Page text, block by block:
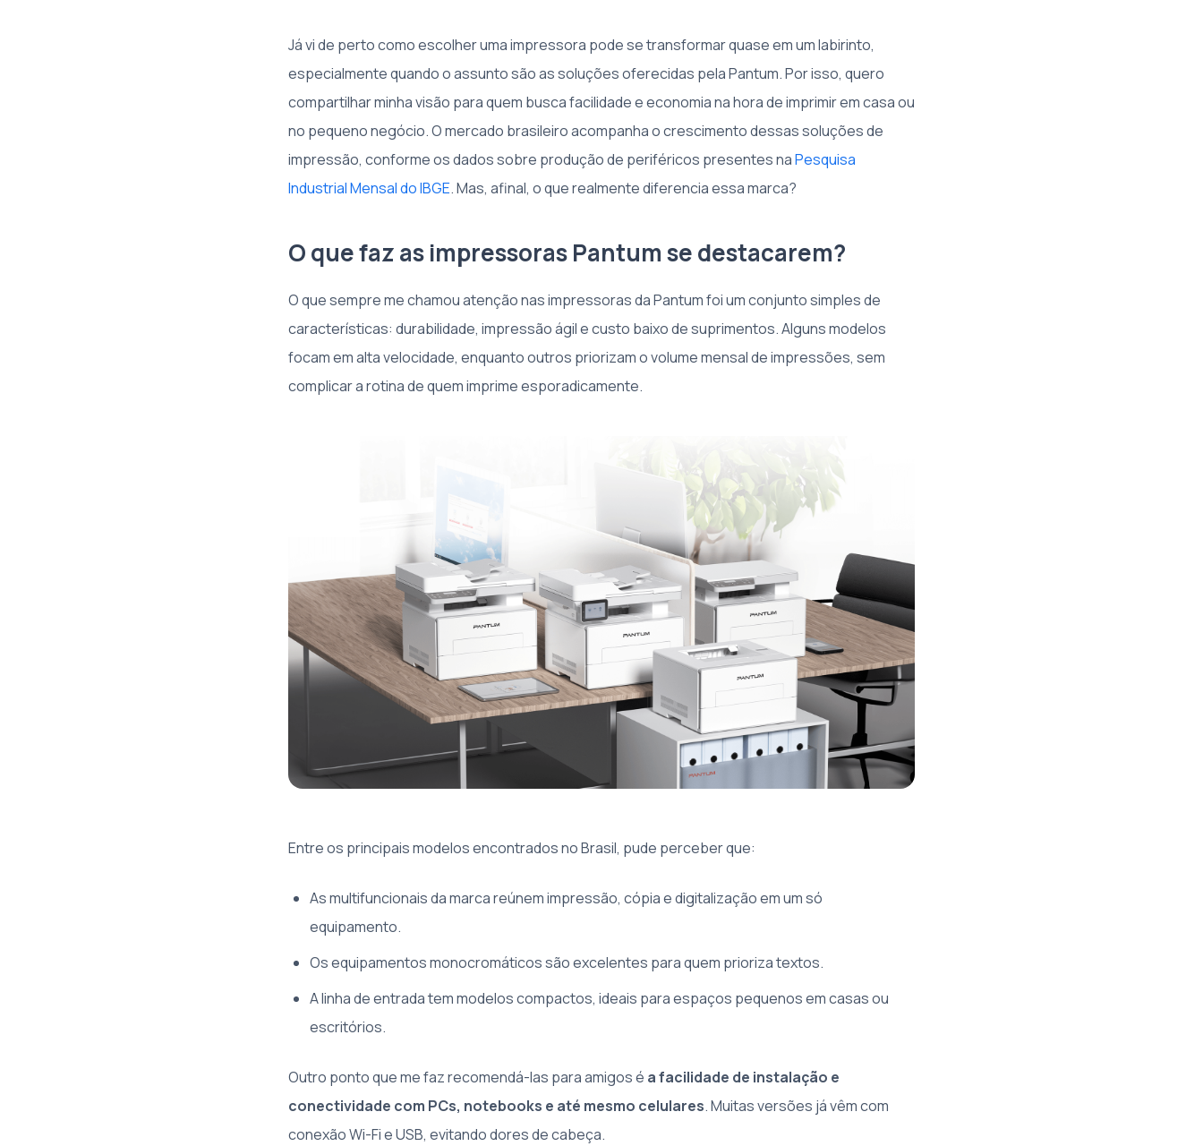
Já vi de perto como escolher uma impressora pode se transformar quase em um labirinto,
especialmente quando o assunto são as soluções oferecidas pela Pantum. Por isso, quero
compartilhar minha visão para quem busca facilidade e economia na hora de imprimir em casa ou
no pequeno negócio. O mercado brasileiro acompanha o crescimento dessas soluções de
impressão, conforme os dados sobre produção de periféricos presentes naPesquisa
Industrial Mensal do IBGE. Mas, afinal, o que realmente diferencia essa marca?
O que faz as impressoras Pantum se destacarem?
O que sempre me chamou atenção nas impressoras da Pantum foi um conjunto simples de
características: durabilidade, impressão ágil e custo baixo de suprimentos. Alguns modelos
focam em alta velocidade, enquanto outros priorizam o volume mensal de impressões, sem
complicar a rotina de quem imprime esporadicamente.
Entre os principais modelos encontrados no Brasil, pude perceber que:
As multifuncionais da marca reúnem impressão, cópia e digitalização em um só
equipamento.
Os equipamentos monocromáticos são excelentes para quem prioriza textos.
A linha de entrada tem modelos compactos, ideais para espaços pequenos em casas ou
escritórios.
Outro ponto que me faz recomendá-las para amigos é a facilidade de instalação e
conectividade com PCs, notebooks e até mesmo celulares. Muitas versões já vêm com
conexão Wi-Fi e USB, evitando dores de cabeça.